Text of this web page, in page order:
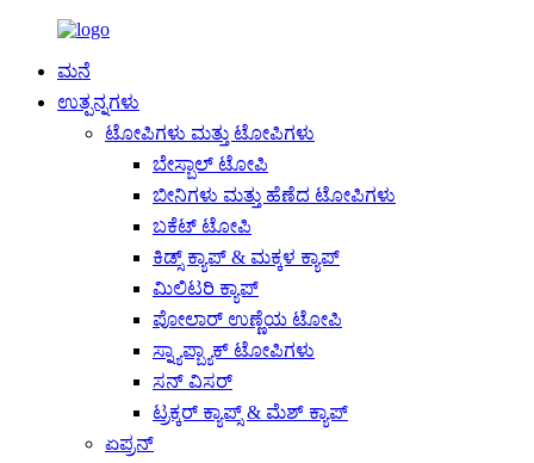
ಮನೆ
ಉತ್ಪನ್ನಗಳು
ಟೋಪಿಗಳು ಮತ್ತು ಟೋಪಿಗಳು
ಬೇಸ್ಬಾಲ್ ಟೋಪಿ
ಬೀನಿಗಳು ಮತ್ತು ಹೆಣೆದ ಟೋಪಿಗಳು
ಬಕೆಟ್ ಟೋಪಿ
ಕಿಡ್ಸ್ ಕ್ಯಾಪ್ & ಮಕ್ಕಳ ಕ್ಯಾಪ್
ಮಿಲಿಟರಿ ಕ್ಯಾಪ್
ಪೋಲಾರ್ ಉಣ್ಣೆಯ ಟೋಪಿ
ಸ್ನ್ಯಾಪ್ಬ್ಯಾಕ್ ಟೋಪಿಗಳು
ಸನ್ ವಿಸರ್
ಟ್ರಕ್ಕರ್ ಕ್ಯಾಪ್ಸ್ & ಮೆಶ್ ಕ್ಯಾಪ್
ಏಪ್ರನ್